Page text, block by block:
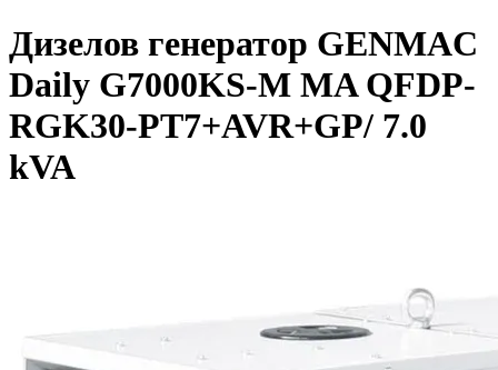
Дизелов генератор GENMAC
Daily G7000KS-M MA QFDP-
RGK30-PT7+AVR+GP/ 7.0
kVA